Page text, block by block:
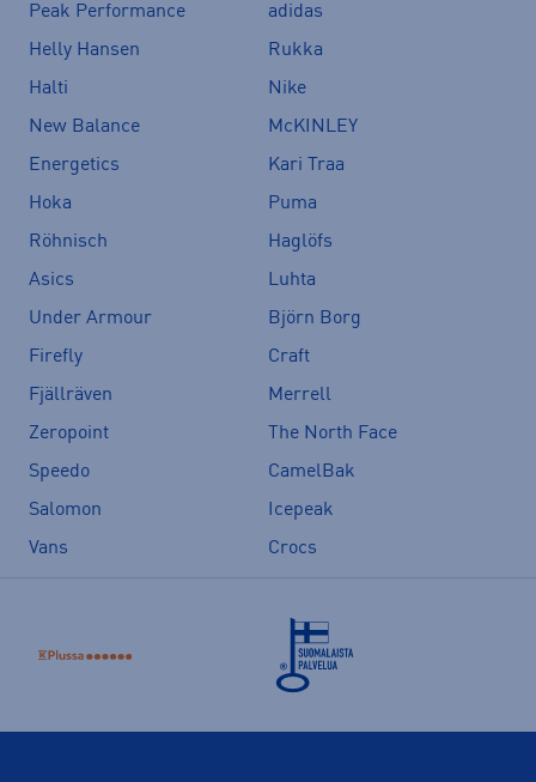
Peak Performance
adidas
Helly Hansen
Rukka
Halti
Nike
New Balance
McKINLEY
Energetics
Kari Traa
Hoka
Puma
Röhnisch
Haglöfs
Asics
Luhta
Under Armour
Björn Borg
Firefly
Craft
Fjällräven
Merrell
Zeropoint
The North Face
Speedo
CamelBak
Salomon
Icepeak
Vans
Crocs